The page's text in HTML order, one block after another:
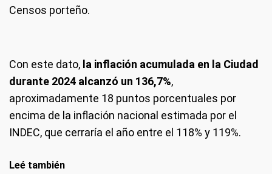
Censos porteño.
Con este dato, la inflación acumulada en la Ciudad
durante 2024 alcanzó un 136,7%,
aproximadamente 18 puntos porcentuales por
encima de la inflación nacional estimada por el
INDEC, que cerraría el año entre el 118% y 119%.
Leé también